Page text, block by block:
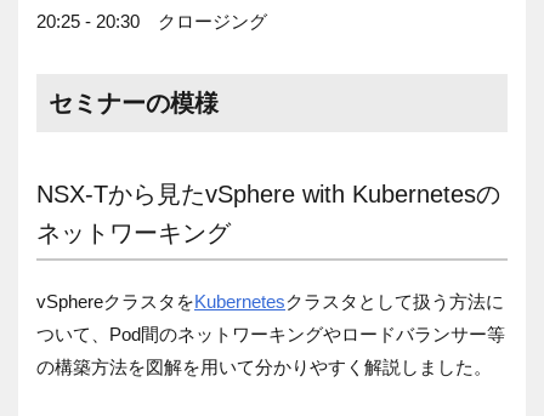
20:25 - 20:30 クロージング
セミナーの模様
NSX-Tから見たvSphere with Kubernetesの
ネットワーキング
vSphereクラスタをKubernetesクラスタとして扱う方法に
ついて、Pod間のネットワーキングやロードバランサー等
の構築方法を図解を用いて分かりやすく解説しました。